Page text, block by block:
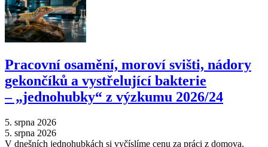
Pracovní osamění, moroví svišti, nádory
gekončíků a vystřelující bakterie
–⁠ „jednohubky“ z výzkumu 2026/24
5. srpna 2026
5. srpna 2026
V dnešních jednohubkách si vyčíslíme cenu za práci z domova.